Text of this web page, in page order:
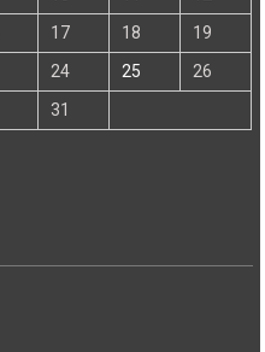
17 18
19
24 25
26
31